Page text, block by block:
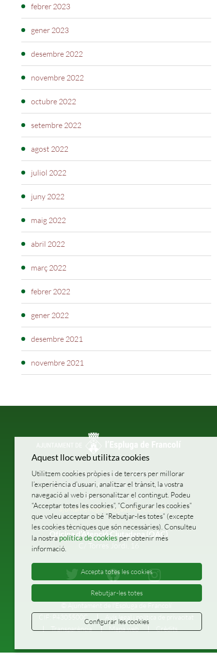
febrer 2023
gener 2023
desembre 2022
novembre 2022
octubre 2022
setembre 2022
agost 2022
juliol 2022
juny 2022
maig 2022
abril 2022
març 2022
febrer 2022
gener 2022
desembre 2021
novembre 2021
Pl. de la Vila, 1
43440
Telèfons: 977 87 00 05 - 977 87 02 27
Fax: 977 870 115
ajuntament@esplugadefrancoli.cat
Oficina d’Atenció Ciutadana (OAC)
Avís legal i política de privacitat
Transparència
Mapa web Crèdits
Aquest lloc web utilitza cookies
Utilitzem cookies pròpies i de tercers per millorar
l’experiència d’usuari, analitzar el trànsit, la vostra
navegació al web i personalitzar el contingut. Podeu
“Acceptar totes les cookies”, “Configurar les cookies”
que voleu acceptar o bé “Rebutjar-les totes” (excepte
les cookies tècniques que són necessàries). Consulteu
la nostra política de cookies per obtenir més
informació.
Accepta totes les cookies
Rebutjar-les totes
Configurar les cookies